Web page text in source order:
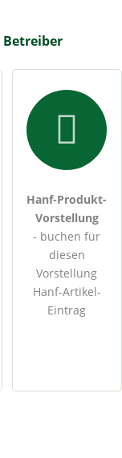
Betreiber
Hanf-Produkt-
Vorstellung
- buchen für
diesen
Vorstellung
Hanf-Artikel-
Eintrag